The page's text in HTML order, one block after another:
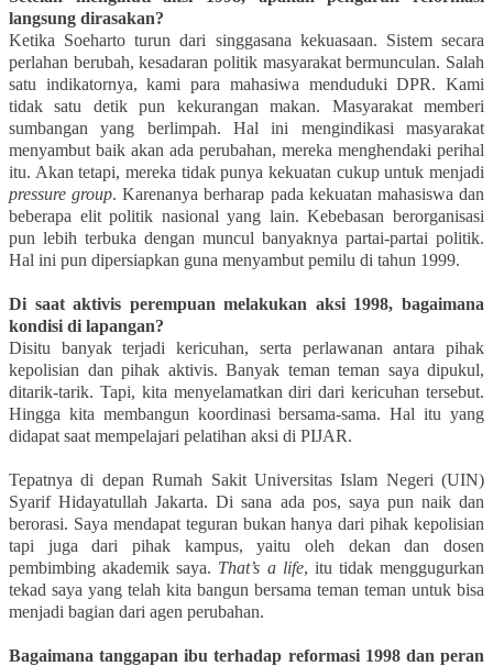
langsung dirasakan?
Ketika Soeharto turun dari singgasana kekuasaan. Sistem secara
perlahan berubah, kesadaran politik masyarakat bermunculan. Salah
satu indikatornya, kami para mahasiwa menduduki DPR. Kami
tidak satu detik pun kekurangan makan. Masyarakat memberi
sumbangan yang berlimpah. Hal ini mengindikasi masyarakat
menyambut baik akan ada perubahan, mereka menghendaki perihal
itu. Akan tetapi, mereka tidak punya kekuatan cukup untuk menjadi
pressure group. Karenanya berharap pada kekuatan mahasiswa dan
beberapa elit politik nasional yang lain. Kebebasan berorganisasi
pun lebih terbuka dengan muncul banyaknya partai-partai politik.
Hal ini pun dipersiapkan guna menyambut pemilu di tahun 1999.
Di saat aktivis perempuan melakukan aksi 1998, bagaimana
kondisi di lapangan?
Disitu banyak terjadi kericuhan, serta perlawanan antara pihak
kepolisian dan pihak aktivis. Banyak teman teman saya dipukul,
ditarik-tarik. Tapi, kita menyelamatkan diri dari kericuhan tersebut.
Hingga kita membangun koordinasi bersama-sama. Hal itu yang
didapat saat mempelajari pelatihan aksi di PIJAR.
Tepatnya di depan Rumah Sakit Universitas Islam Negeri (UIN)
Syarif Hidayatullah Jakarta. Di sana ada pos, saya pun naik dan
berorasi. Saya mendapat teguran bukan hanya dari pihak kepolisian
tapi juga dari pihak kampus, yaitu oleh dekan dan dosen
pembimbing akademik saya. That’s a life, itu tidak menggugurkan
tekad saya yang telah kita bangun bersama teman teman untuk bisa
menjadi bagian dari agen perubahan.
Bagaimana tanggapan ibu terhadap reformasi 1998 dan peran